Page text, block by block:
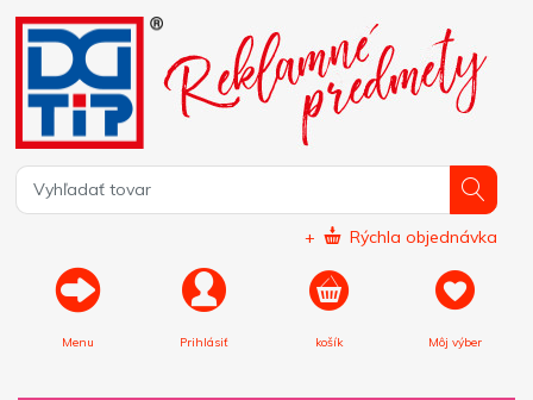
+ Rýchla objednávka
Menu Prihlásiť košík Môj výber